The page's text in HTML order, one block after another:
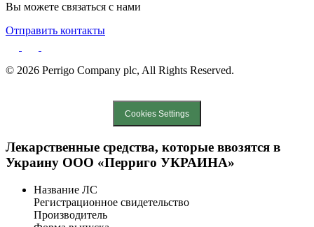
Вы можете связаться с нами
Отправить контакты
© 2026 Perrigo Company plc, All Rights Reserved.
Cookies Settings
Лекарственные средства, которые ввозятся в
Украину ООО «Перриго УКРАИНА»
Название ЛС
Регистрационное свидетельство
Производитель